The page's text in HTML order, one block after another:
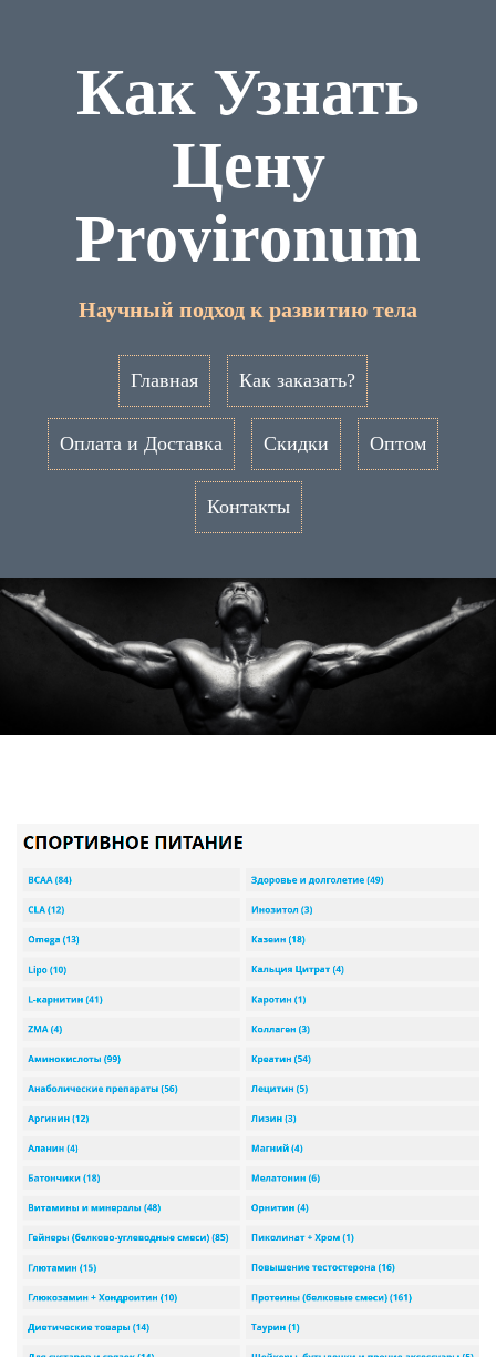
Как Узнать
Цену
Provironum
Научный подход к развитию тела
Главная Как заказать?
Оплата и Доставка Скидки Оптом
Контакты